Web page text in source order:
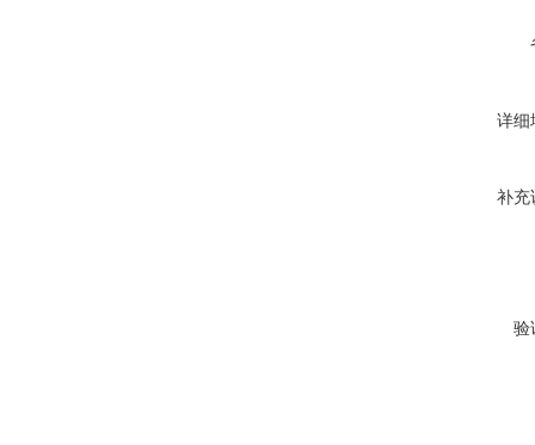
详细
补充
验